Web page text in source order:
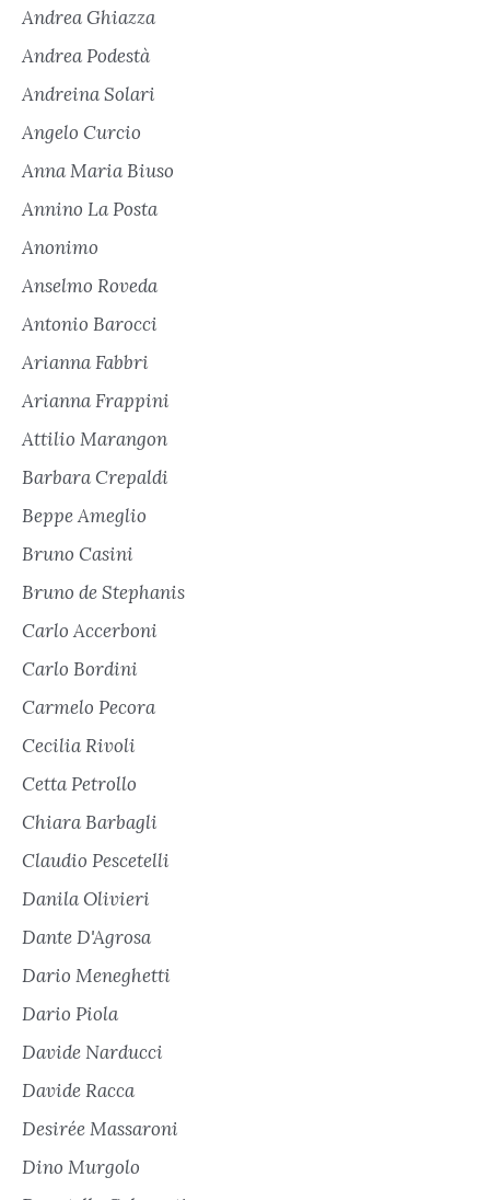
Andrea Ghiazza
Andrea Podestà
Andreina Solari
Angelo Curcio
Anna Maria Biuso
Annino La Posta
Anonimo
Anselmo Roveda
Antonio Barocci
Arianna Fabbri
Arianna Frappini
Attilio Marangon
Barbara Crepaldi
Beppe Ameglio
Bruno Casini
Bruno de Stephanis
Carlo Accerboni
Carlo Bordini
Carmelo Pecora
Cecilia Rivoli
Cetta Petrollo
Chiara Barbagli
Claudio Pescetelli
Danila Olivieri
Dante D'Agrosa
Dario Meneghetti
Dario Piola
Davide Narducci
Davide Racca
Desirée Massaroni
Dino Murgolo